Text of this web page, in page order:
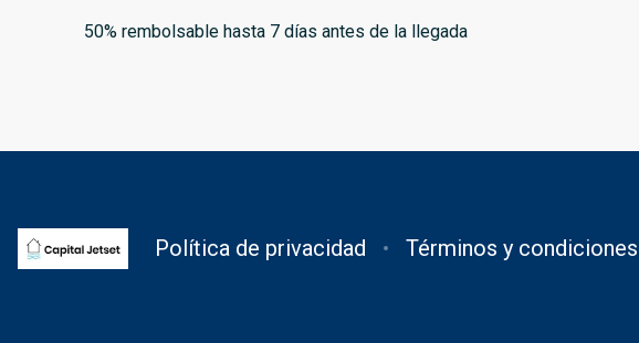
50% rembolsable hasta 7 días antes de la llegada
Política de privacidad Términos y condiciones